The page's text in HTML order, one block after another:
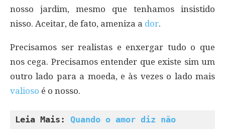
nosso jardim, mesmo que tenhamos insistido
nisso. Aceitar, de fato, ameniza a dor.
Precisamos ser realistas e enxergar tudo o que
nos cega. Precisamos entender que existe sim um
outro lado para a moeda, e às vezes o lado mais
valioso é o nosso.
Leia Mais: Quando o amor diz não